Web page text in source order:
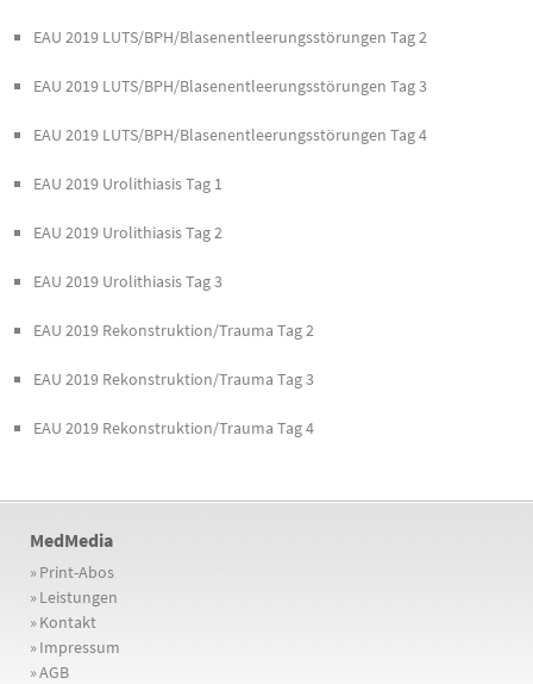
EAU 2019 LUTS/BPH/Blasenentleerungsstörungen Tag 2
EAU 2019 LUTS/BPH/Blasenentleerungsstörungen Tag 3
EAU 2019 LUTS/BPH/Blasenentleerungsstörungen Tag 4
EAU 2019 Urolithiasis Tag 1
EAU 2019 Urolithiasis Tag 2
EAU 2019 Urolithiasis Tag 3
EAU 2019 Rekonstruktion/Trauma Tag 2
EAU 2019 Rekonstruktion/Trauma Tag 3
EAU 2019 Rekonstruktion/Trauma Tag 4
MedMedia
»Print-Abos
»Leistungen
»Kontakt
»Impressum
»AGB